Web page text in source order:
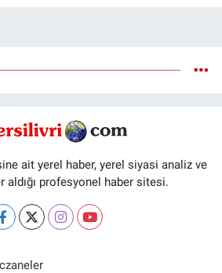
ait yerel haber, yerel siyasi analiz ve
aldığı profesyonel haber sitesi.